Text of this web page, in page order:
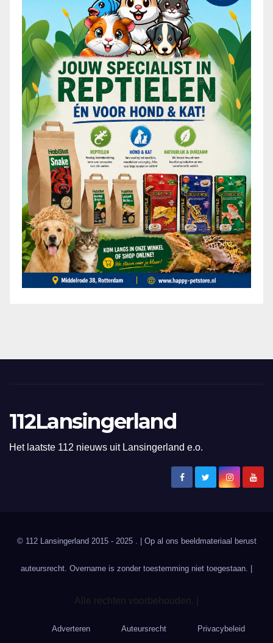
112Lansingerland
Het laatste 112 nieuws uit Lansingerland e.o.
© 112 Lansingerland 2015 - 2025 . | Op al ons beeldmateriaal berust
auteursrecht. Overname is zonder toestemming niet toegestaan. |
Alle rechten voorbehouden. |
Adverteren Auteursrecht Privacybeleid